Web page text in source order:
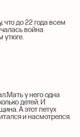
что до 22 года всем
война
утюге.
у него одна
детей. И
А этот петух
и насмотрелся.